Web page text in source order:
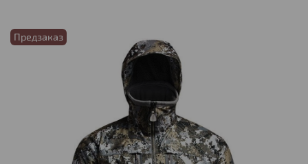
Предзаказ